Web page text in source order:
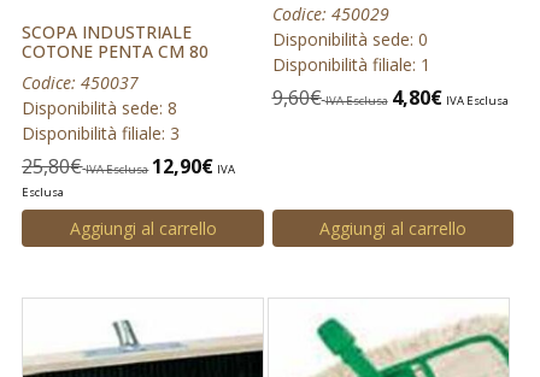
SCOPA INDUSTRIALE
COTONE PENTA CM 80
Codice: 450037
Disponibilità sede: 8
Disponibilità filiale: 3
25,80€ IVA Esclusa 12,90€ IVA
Esclusa
Aggiungi al carrello
Codice: 450029
Disponibilità sede: 0
Disponibilità filiale: 1
9,60€ IVA Esclusa 4,80€ IVA Esclusa
Aggiungi al carrello